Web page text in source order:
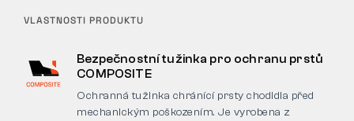
VLASTNOSTI PRODUKTU
Bezpečnostní tužinka pro ochranu prstů
COMPOSITE
Ochranná tužinka chránící prsty chodidla před
mechanickým poškozením. Je vyrobena z